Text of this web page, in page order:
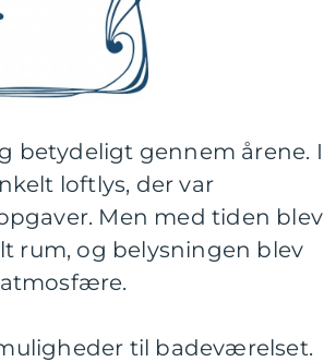
betydeligt gennem årene. I
loftlys, der var
Men med tiden blev
rum, og belysningen blev
til badeværelset.